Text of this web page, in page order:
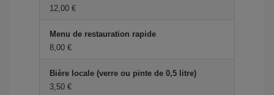
12,00 €
Menu de restauration rapide
8,00 €
Bière locale (verre ou pinte de 0,5 litre)
3,50 €